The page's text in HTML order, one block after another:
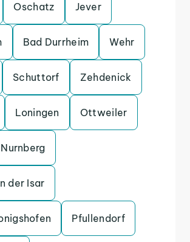
Oschatz Jever
Bad Durrheim Wehr
Schuttorf Zehdenick
Loningen Ottweiler
der Isar
Pfullendorf